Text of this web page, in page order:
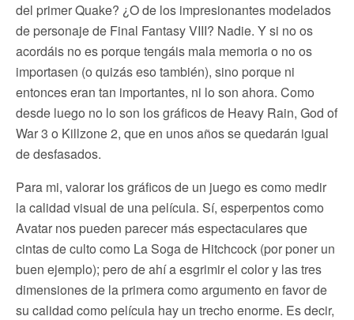
del primer Quake? ¿O de los impresionantes modelados
de personaje de Final Fantasy VIII? Nadie. Y si no os
acordáis no es porque tengáis mala memoria o no os
importasen (o quizás eso también), sino porque ni
entonces eran tan importantes, ni lo son ahora. Como
desde luego no lo son los gráficos de Heavy Rain, God of
War 3 o Killzone 2, que en unos años se quedarán igual
de desfasados.
Para mi, valorar los gráficos de un juego es como medir
la calidad visual de una película. Sí, esperpentos como
Avatar nos pueden parecer más espectaculares que
cintas de culto como La Soga de Hitchcock (por poner un
buen ejemplo); pero de ahí a esgrimir el color y las tres
dimensiones de la primera como argumento en favor de
su calidad como película hay un trecho enorme. Es decir,